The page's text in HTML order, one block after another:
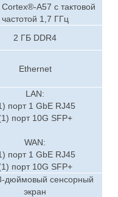
A57 с тактовой
частотой 1,7 ГГц
2 ГБ DDR4
Ethernet
LAN:
порт 1 GbE RJ45
порт 10G SFP+
WAN:
порт 1 GbE RJ45
порт 10G SFP+
дюймовый сенсорный
экран